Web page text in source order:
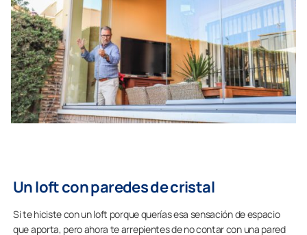
Un loft con paredes de cristal
Si te hiciste con un loft porque querías esa sensación de espacio
que aporta, pero ahora te arrepientes de no contar con una pared